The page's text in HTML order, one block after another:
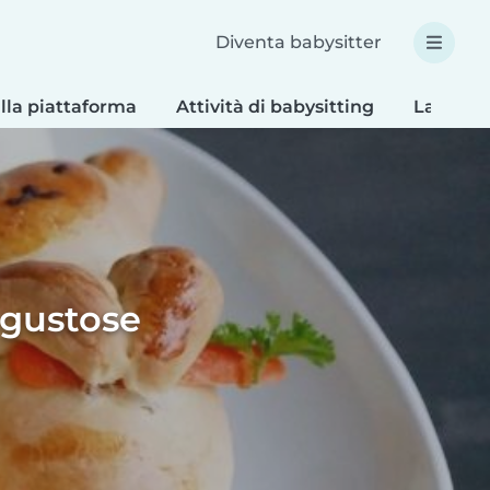
Diventa babysitter
piattaforma Attività di babysitting